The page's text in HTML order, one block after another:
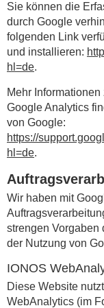
Sie können die
durch Google
folgenden Link
und installieren:
hl=de.
Mehr
Google Analytics
von Google:
https://
hl=de.
Wir haben mit
strengen Vorgaben
der Nutzung von
IONOS
Diese Website
WebAnalytics (im